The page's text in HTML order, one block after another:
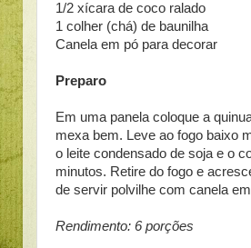
1/2 xícara de coco ralado
1 colher (chá) de baunilha
Canela em pó para decorar
Preparo
Em uma panela coloque a
mexa bem. Leve ao fogo baixo
o leite condensado de soja e o
minutos. Retire do fogo e
de servir polvilhe com canela
Rendimento: 6 porções